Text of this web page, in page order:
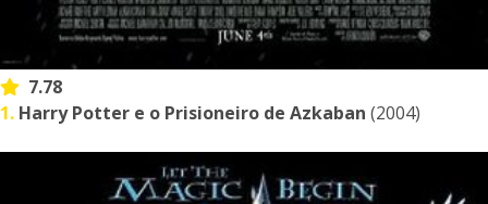
7.78
1. Harry Potter e o Prisioneiro de Azkaban (2004)